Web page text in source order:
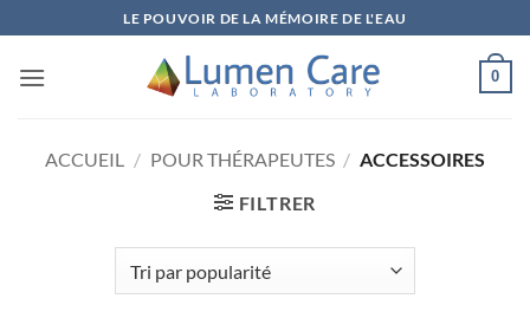
LE POUVOIR DE LA MÉMOIRE DE L'EAU
0
ACCUEIL / POUR THÉRAPEUTES / ACCESSOIRES
FILTRER